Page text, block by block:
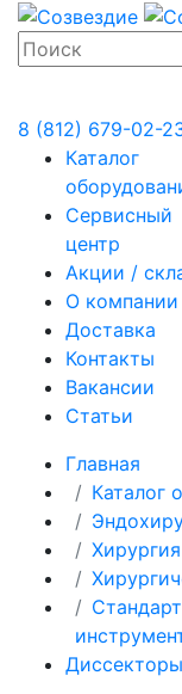
8 (812) 679-02-
Каталог
Сервисный
центр
Акции /
О компании
Доставка
Контакты
Вакансии
Статьи
Главная
Каталог
Хирургия